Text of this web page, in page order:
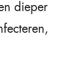
dieper